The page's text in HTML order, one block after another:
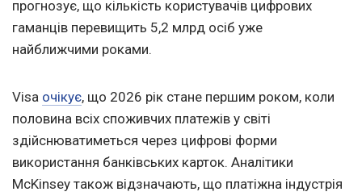
прогнозує, що кількість користувачів цифрових
гаманців перевищить 5,2 млрд осіб уже
найближчими роками.
Visa очікує, що 2026 рік стане першим роком, коли
половина всіх споживчих платежів у світі
здійснюватиметься через цифрові форми
використання банківських карток. Аналітики
McKinsey також відзначають, що платіжна індустрія